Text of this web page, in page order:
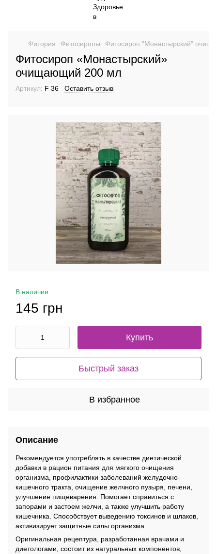
Фитория Фитосиропы Фитосироп "Монастырский"
Фитосироп «Монастырский»
очищающий 200 мл
Артикул: F 36 Оставить отзыв
В наличии
145 грн
Купить
Быстрый заказ
В избранное
Описание
Рекомендуется употреблять в качестве диетической
добавки в рацион питания для мягкого очищения
организма, профилактики заболеваний желудочно-
кишечного тракта, очищение желчного пузыря, печени,
улучшение пищеварения. Помогает справиться с
запорами и застоем желчи, а также улучшить работу
кишечника. Способствует выведению токсинов и шлаков,
активизирует защитные силы организма.
Оригинальная рецептура, разработанная врачами и
диетологами, состоит из натуральных компонентов,